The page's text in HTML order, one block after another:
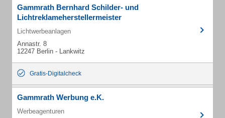
Gammrath Bernhard Schilder- und
Lichtreklameherstellermeister
Lichtwerbeanlagen
Annastr. 8
12247 Berlin - Lankwitz
Gratis-Digitalcheck
Gammrath Werbung e.K.
Werbeagenturen